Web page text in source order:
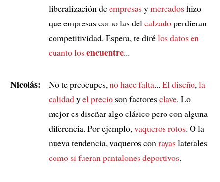
liberalización deempresasymercadoshizo
que empresas como las del calzadoperdieran
competitividad. Espera, te dirélos datosen
cuanto losencuentre...
Nicolás: No te preocupes, no hace falta... El diseño, la
calidadyel precioson factoresclave. Lo
mejor es diseñar algo clásico pero con alguna
diferencia. Por ejemplo, vaquerosrotos. O la
nueva tendencia, vaqueros con rayaslaterales
como si fueran pantalones deportivos.